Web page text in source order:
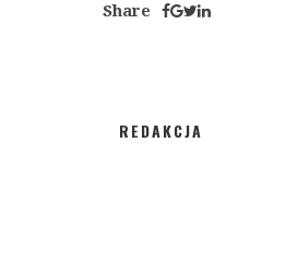
Share
REDAKCJA